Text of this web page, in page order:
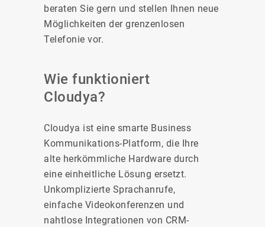
beraten Sie gern und stellen Ihnen neue
Möglichkeiten der grenzenlosen
Telefonie vor.
Wie funktioniert
Cloudya?
Cloudya ist eine smarte Business
Kommunikations-Platform, die Ihre
alte herkömmliche Hardware durch
eine einheitliche Lösung ersetzt.
Unkomplizierte Sprachanrufe,
einfache Videokonferenzen und
nahtlose Integrationen von CRM-